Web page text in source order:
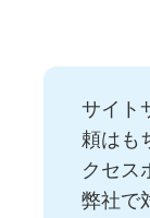
サイト
頼はも
クセス
弊社で